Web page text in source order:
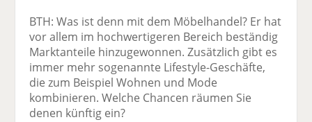
BTH: Was ist denn mit dem Möbelhandel? Er hat
vor allem im hochwertigeren Bereich beständig
Marktanteile hinzugewonnen. Zusätzlich gibt es
immer mehr sogenannte Lifestyle-Geschäfte,
die zum Beispiel Wohnen und Mode
kombinieren. Welche Chancen räumen Sie
denen künftig ein?